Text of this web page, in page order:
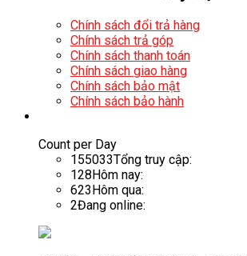
Chính sách đổi trả hàng
Chính sách trả góp
Chính sách thanh toán
Chính sách giao hàng
Chính sách bảo mật
Chính sách bảo hành
Count per Day
155033Tổng truy cập:
128 Hôm nay:
623 Hôm qua:
2Đang online: